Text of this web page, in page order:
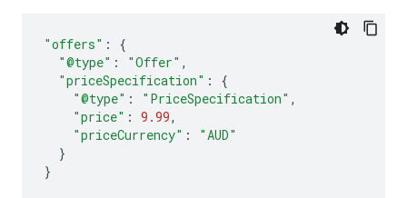
"offers" :
{
"@type" : "Offer" ,
"priceSpecification" :
{
"@type" : "PriceSpecification" ,
"price" : 9.99,
"priceCurrency" :
"AUD"
}
}